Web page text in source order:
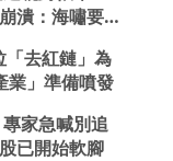
潰：海嘯要
「去紅鏈」為
」準備噴發
家急喊別追
已開始軟腳